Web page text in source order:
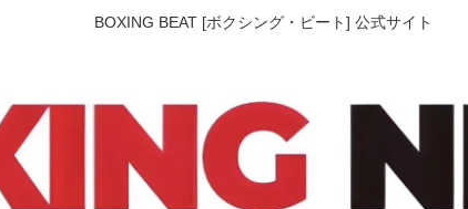
BOXING BEAT [ボクシング・ビート] 公式サイト